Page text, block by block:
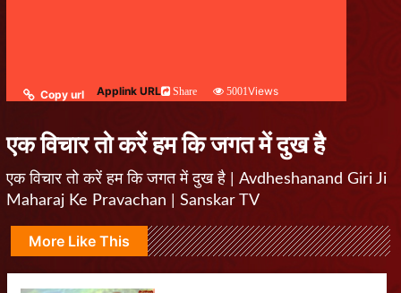
Copy url Applink URL Share 5001 Views
एक विचार तो करें हम कि जगत में दुख है
एक विचार तो करें हम कि जगत में दुख है | Avdheshanand Giri Ji
Maharaj Ke Pravachan | Sanskar TV
More Like This